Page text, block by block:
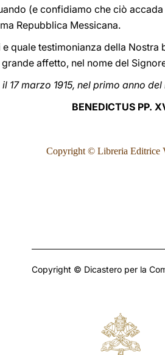
(e confidiamo che ciò
Repubblica Messicana.
quale testimonianza della Nostra
affetto, nel nome del
17 marzo 1915, nel primo anno
BENEDICTUS PP.
Copyright © Libreria Editrice
Copyright © Dicastero per la